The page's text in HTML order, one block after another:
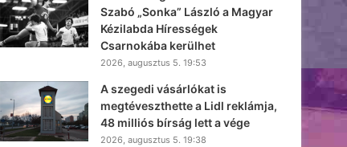
Szabó „Sonka” László a Magyar
Kézilabda Hírességek
Csarnokába kerülhet
2026, augusztus 5. 19:53
A szegedi vásárlókat is
megtéveszthette a Lidl reklámja,
48 milliós bírság lett a vége
2026, augusztus 5. 19:38